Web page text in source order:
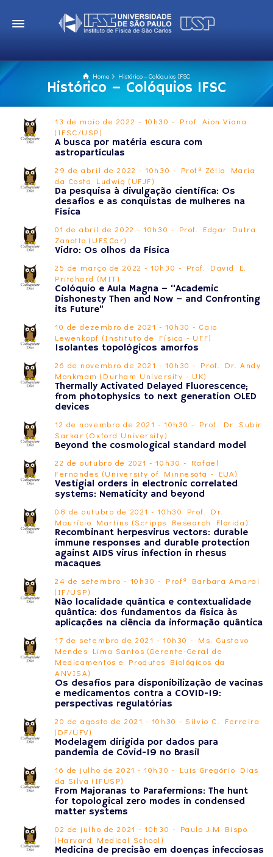
Home Histórico – Colóquios IFSC
Histórico – Colóquios IFSC
13 de maio de 2022 - 10h30 - Prof. Aion Viana
(IFSC/USP)
A busca por matéria escura com
astropartículas
29 de abril de 2022 - 10h30 - Profª Zélia Maria
da Costa Ludwig (UFJF)
Da pesquisa à divulgação científica: Os
desafios e as conquistas de mulheres na
Física
01 de abril de 2022 - 10h30 - Prof. Edgar Dutra
Zanotto (UFSCar)
Vidro: Os olhos da Física
25 de março de 2022 - 10h30 - Prof. David E.
Pritchard (MIT)
Colóquio e Aula Magna – “Academic
Dishonesty Then and Now – and Confronting
its Future”
10 de dezembro de 2021 - 10h30 - Caio
Lewenkopf (Instituto de Física - UFF)
Isolantes topológicos amorfos
26 de novembro de 2021 - 10h30 - Prof. Dr. Andy
Monkmam (Durham University - UK)
Thermally Activated Delayed Fluorescence;
from photophysics to next generation OLED
devices
12 de novembro de 2021 - 10h30 - Prof. Dr. Subir
Sarkar (Oxford University)
Beyond the cosmological standard model
22 de outubro de 2021 - 10h30 - Rafael
Fernandes (University of Minnesota - EUA)
Vestigial orders in electronic correlated
systems: Nematicity and beyond
08 de outubro de 2021 - 10h30 Prof. Dr.
Maurício Martins (Scripps Research Florida)
Recombinant herpesvirus vectors: durable
immune responses and durable protection
against AIDS virus infection in rhesus
macaques
24 de setembro - 10h30 - Profª Barbara Amaral
(IF/USP)
Não localidade quântica e contextualidade
quântica: dos fundamentos da física às
aplicações na ciência da informação quântica
17 de setembro de 2021 - 10h30 - Ms. Gustavo
Mendes Lima Santos (Gerente-Geral de
Medicamentos e Produtos Biológicos da
ANVISA)
Os desafios para disponibilização de vacinas
e medicamentos contra a COVID-19:
perspectivas regulatórias
20 de agosto de 2021 - 10h30 - Silvio C. Ferreira
(DF/UFV)
Modelagem dirigida por dados para
pandemia de Covid-19 no Brasil
16 de julho de 2021 - 10h30 - Luis Gregório Dias
da Silva (IFUSP)
From Majoranas to Parafermions: The hunt
for topological zero modes in condensed
matter systems
02 de julho de 2021 - 10h30 - Paulo J.M Bispo
(Harvard Medical School)
Medicina de precisão em doenças infecciosas